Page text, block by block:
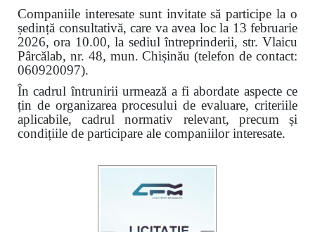
Companiile interesate sunt invitate să participe la o
ședință consultativă, care va avea loc la 13 februarie
2026, ora 10.00, la sediul întreprinderii, str. Vlaicu
Pârcălab, nr. 48, mun. Chișinău (telefon de contact:
060920097).
În cadrul întrunirii urmează a fi abordate aspecte ce
țin de organizarea procesului de evaluare, criteriile
aplicabile, cadrul normativ relevant, precum și
condițiile de participare ale companiilor interesate.